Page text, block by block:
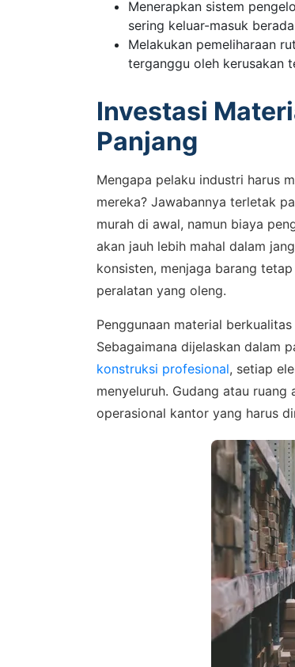
Menerapkan sistem
sering keluar-masuk
Melakukan pemeliharaan
terganggu oleh kerusakan
Investasi
Panjang
Mengapa pelaku industri harus
mereka? Jawabannya terletak
murah di awal, namun biaya
akan jauh lebih mahal dalam
konsisten, menjaga barang
peralatan yang oleng.
Penggunaan material
Sebagaimana dijelaskan dalam
konstruksi profesional, setiap
menyeluruh. Gudang atau
operasional kantor yang harus